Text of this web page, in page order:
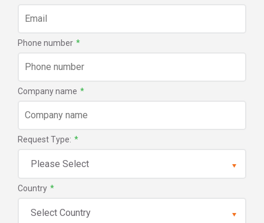
Phone number *
Company name *
Request Type: *
Country *